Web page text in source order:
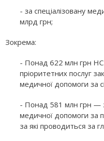
- за спеціалізовану
млрд грн;
Зокрема:
- Понад 622 млн грн
пріоритетних послуг
медичної допомоги за
- Понад 581 млн грн —
медичної допомоги за
за які проводиться за